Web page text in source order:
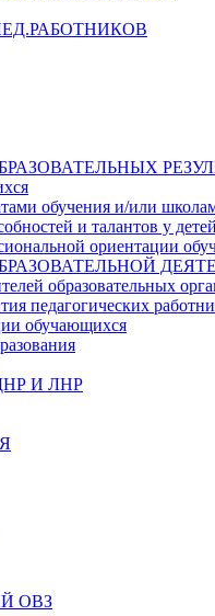
обучения и/или
и талантов у
ориентации
образовательных
педагогических
обучающихся
И ЛНР
ОВЗ